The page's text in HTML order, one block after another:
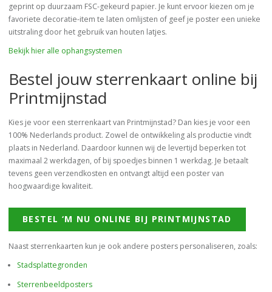
geprint op duurzaam FSC-gekeurd papier. Je kunt ervoor kiezen om je
favoriete decoratie-item te laten omlijsten of geef je poster een unieke
uitstraling door het gebruik van houten latjes.
Bekijk hier alle ophangsystemen
Bestel jouw sterrenkaart online bij
Printmijnstad
Kies je voor een sterrenkaart van Printmijnstad? Dan kies je voor een
100% Nederlands product. Zowel de ontwikkeling als productie vindt
plaats in Nederland. Daardoor kunnen wij de levertijd beperken tot
maximaal 2 werkdagen, of bij spoedjes binnen 1 werkdag. Je betaalt
tevens geen verzendkosten en ontvangt altijd een poster van
hoogwaardige kwaliteit.
BESTEL ‘M NU ONLINE BIJ PRINTMIJNSTAD
Naast sterrenkaarten kun je ook andere posters personaliseren, zoals:
Stadsplattegronden
Sterrenbeeldposters